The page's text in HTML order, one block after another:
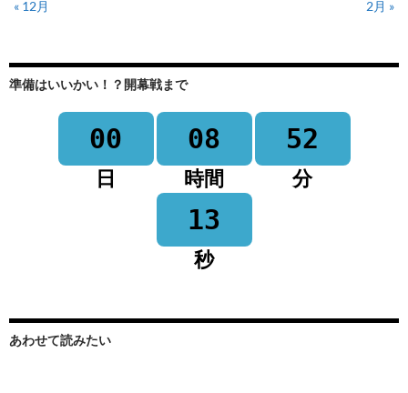
« 12月 2月 »
準備はいいかい！？開幕戦まで
00
日
08
時間
52
分
13
秒
あわせて読みたい